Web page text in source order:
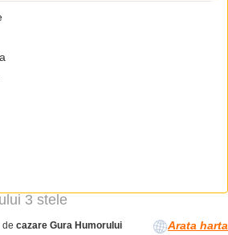
3 stele
de cazare Gura Humorului Arata harta